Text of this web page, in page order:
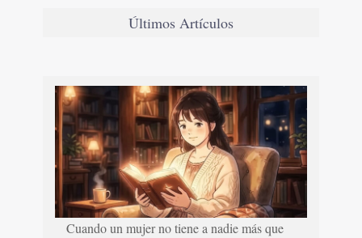
Últimos Artículos
Cuando un mujer no tiene a nadie más que